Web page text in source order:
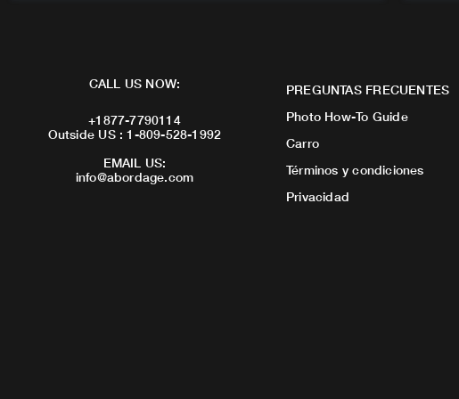
CALL US NOW:
+1877-7790114
Outside US : 1-809-528-1992
EMAIL US:
info@abordage.com
PREGUNTAS FRECUENTES
Photo How-To Guide
Carro
Términos y condiciones
Privacidad